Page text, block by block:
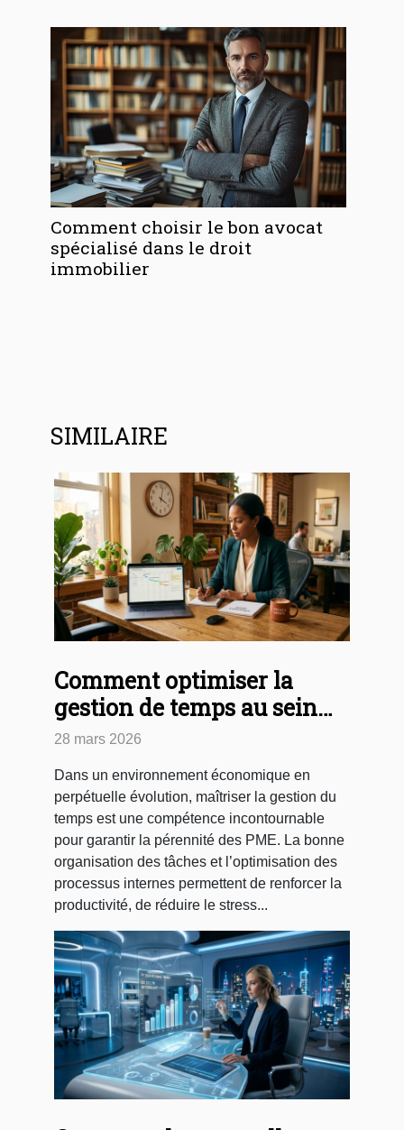
Comment choisir le bon avocat
spécialisé dans le droit
immobilier
SIMILAIRE
Comment optimiser la
gestion de temps au sein
des PME ?
28 mars 2026
Dans un environnement économique en
perpétuelle évolution, maîtriser la gestion du
temps est une compétence incontournable
pour garantir la pérennité des PME. La bonne
organisation des tâches et l’optimisation des
processus internes permettent de renforcer la
productivité, de réduire le stress...